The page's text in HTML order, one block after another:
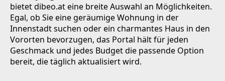
bietet dibeo.at eine breite Auswahl an Möglichkeiten.
Egal, ob Sie eine geräumige Wohnung in der
Innenstadt suchen oder ein charmantes Haus in den
Vororten bevorzugen, das Portal hält für jeden
Geschmack und jedes Budget die passende Option
bereit, die täglich aktualisiert wird.